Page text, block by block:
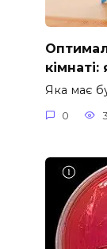
Яка має
0